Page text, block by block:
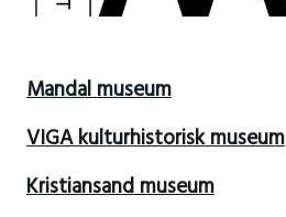
Mandal museum
VIGA kulturhistorisk museum
Kristiansand museum